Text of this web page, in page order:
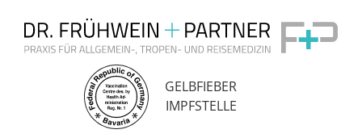
Inhalt
springen
GELBFIEBER
IMPFSTELLE